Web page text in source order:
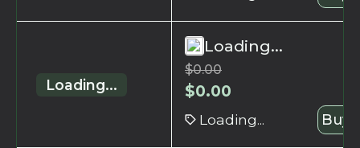
Loading...
Loading...
$0.00
$0.00
Loading... Buy